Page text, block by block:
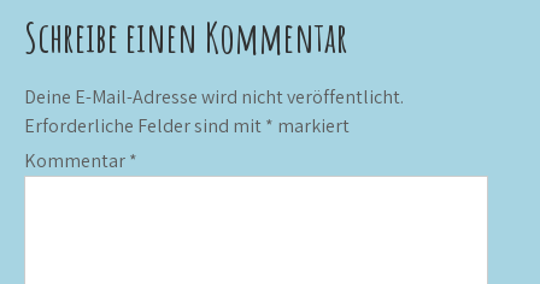
Schreibe einen Kommentar
Deine E-Mail-Adresse wird nicht veröffentlicht.
Erforderliche Felder sind mit* markiert
Kommentar*